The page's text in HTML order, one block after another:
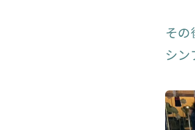
そ
シン